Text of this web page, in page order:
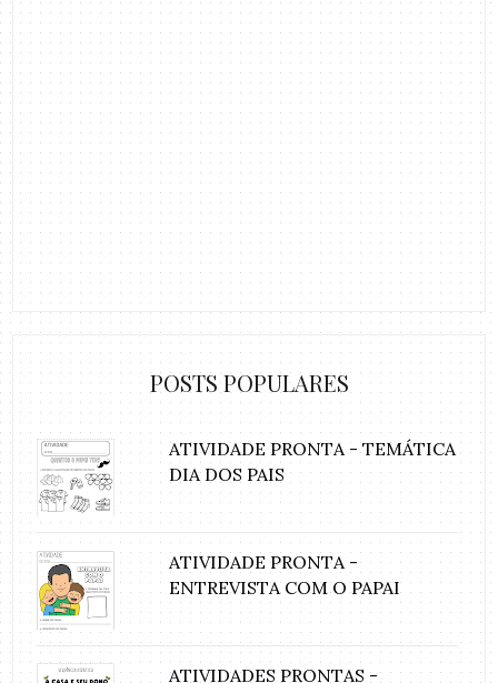
POSTS POPULARES
ATIVIDADE PRONTA - TEMÁTICA
DIA DOS PAIS
ATIVIDADE PRONTA -
ENTREVISTA COM O PAPAI
ATIVIDADES PRONTAS -